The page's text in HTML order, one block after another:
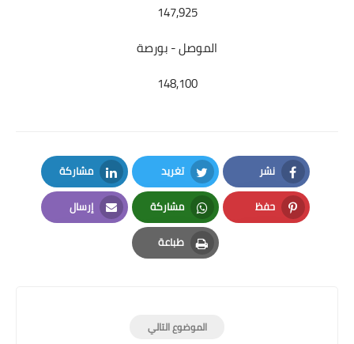
147,925
الموصل - بورصة
148,100
نشر
Facebook
تغريد
Twitter
مشاركة
LinkedIn
حفظ
Pinterest
مشاركة
Whatsapp
إرسال
Email
طباعة
Print
الموضوع التالي